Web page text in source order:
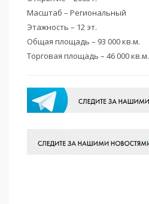
Масштаб – Региональный
Этажность – 12 эт.
Общая площадь – 93 000 кв.м.
Торговая площадь – 46 000 кв.м.